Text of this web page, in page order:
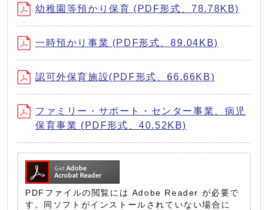
幼稚園等預かり保育 (PDF形式、78.78KB)
一時預かり事業 (PDF形式、89.04KB)
認可外保育施設(PDF形式、66.66KB)
ファミリー・サポート・センター事業、病児
保育事業 (PDF形式、40.52KB)
PDFファイルの閲覧には Adobe Reader が必要で
す。同ソフトがインストールされていない場合に